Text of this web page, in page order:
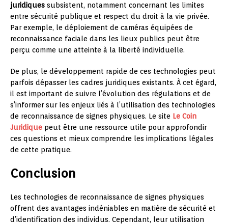
juridiques subsistent, notamment concernant les limites
entre sécurité publique et respect du droit à la vie privée.
Par exemple, le déploiement de caméras équipées de
reconnaissance faciale dans les lieux publics peut être
perçu comme une atteinte à la liberté individuelle.
De plus, le développement rapide de ces technologies peut
parfois dépasser les cadres juridiques existants. À cet égard,
il est important de suivre l’évolution des régulations et de
s’informer sur les enjeux liés à l’utilisation des technologies
de reconnaissance de signes physiques. Le site Le Coin
Juridique peut être une ressource utile pour approfondir
ces questions et mieux comprendre les implications légales
de cette pratique.
Conclusion
Les technologies de reconnaissance de signes physiques
offrent des avantages indéniables en matière de sécurité et
d’identification des individus. Cependant, leur utilisation